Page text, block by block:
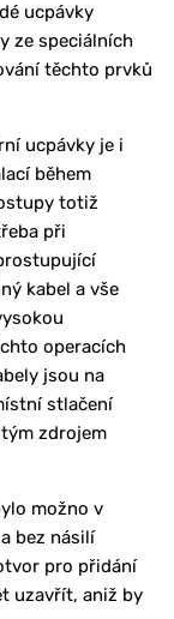
ucpávky
ze speciálních
těchto prvků
ucpávky je i
během
totiž
při
kabel a vše
operacích
jsou na
stlačení
zdrojem
možno v
bez násilí
pro přidání
uzavřít, aniž by